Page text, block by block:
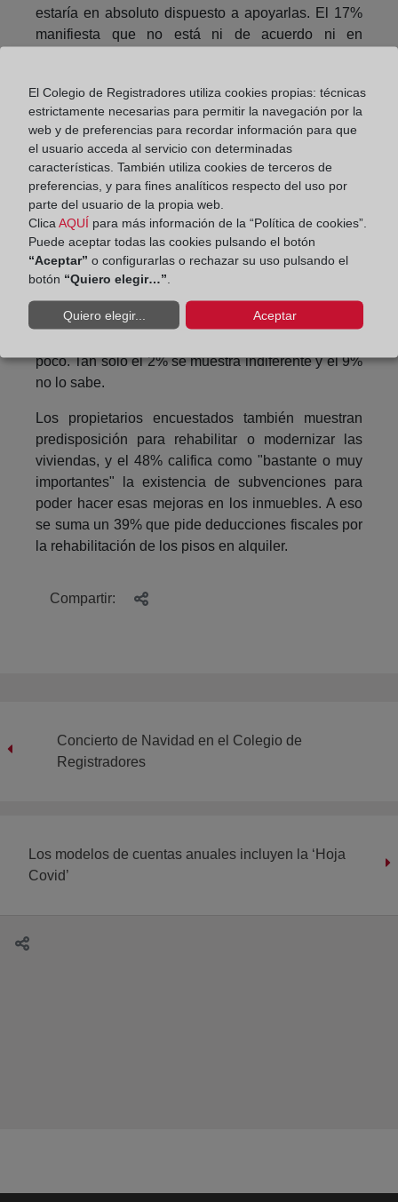
estaría en absoluto dispuesto a apoyarlas. El 17%
manifiesta que no está ni de acuerdo ni en
Según el estudio de ASVAL y SIMA, el 85%
considera que el mercado del alquiler tendría más
estabilidad si se garantiza que, ante una ocupación
ilegal o un impago, el propietario recuperará el
control de su vivienda en el menor tiempo posible.
Más de seis de cada diez propietarios consideran
que una reducción en el plazo de los desahucios
en caso de un impago de la renta aumentaría la
oferta de viviendas en alquiler porque daría mayor
seguridad jurídica a los arrendadores. Un 13% de
los propietarios piensa que no debería afectar,
poco. Tan solo el 2% se muestra indiferente y el 9%
no lo sabe.
Los propietarios encuestados también muestran
predisposición para rehabilitar o modernizar las
viviendas, y el 48% califica como "bastante o muy
importantes" la existencia de subvenciones para
poder hacer esas mejoras en los inmuebles. A eso
se suma un 39% que pide deducciones fiscales por
la rehabilitación de los pisos en alquiler.
Compartir:
Concierto de Navidad en el Colegio de
Registradores
Los modelos de cuentas anuales incluyen la ‘Hoja
Covid’
El Colegio de Registradores utiliza cookies propias: técnicas
estrictamente necesarias para permitir la navegación por la
web y de preferencias para recordar información para que
el usuario acceda al servicio con determinadas
características. También utiliza cookies de terceros de
preferencias, y para fines analíticos respecto del uso por
parte del usuario de la propia web.
Clica AQUÍ para más información de la “Política de cookies”.
Puede aceptar todas las cookies pulsando el botón
“Aceptar” o configurarlas o rechazar su uso pulsando el
botón “Quiero elegir…”
Quiero elegir... Aceptar